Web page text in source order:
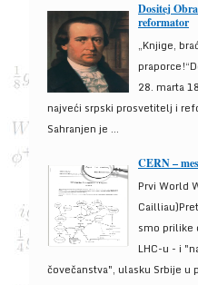
Dositej
reformator
„Knjige,
28. marta
najveći srpski prosvetitelj i
Sahranjen je ...
CERN –
Prvi World
smo prilike
LHC-u - i
čovečanstva", ulasku Srbije u